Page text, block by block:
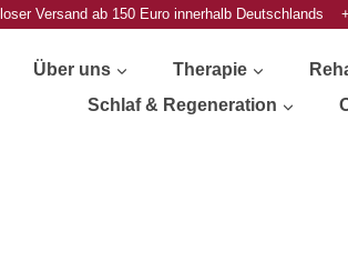
Versand ab 150 Euro innerhalb
Über uns Therapie
Schlaf & Regeneration